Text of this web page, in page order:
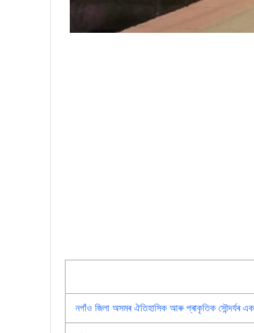
নগাঁও জিলা অসমৰ ঐতিহাসিক আৰু প্ৰাকৃতিক সৌন্দৰ্যৰ